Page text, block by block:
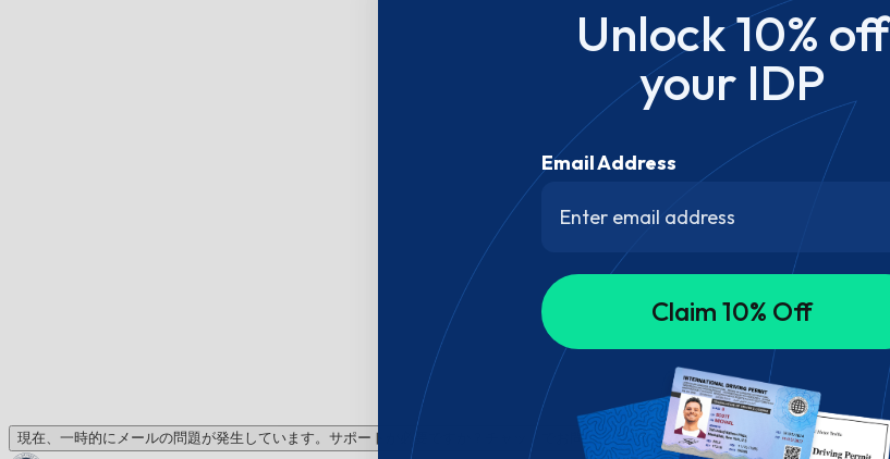
現在、一時的にメールの問題が発生しています。サポートが必要ですか？チャットでお問い合わせください。
Unlock 10% off
your IDP
Email Address
Claim 10% Off